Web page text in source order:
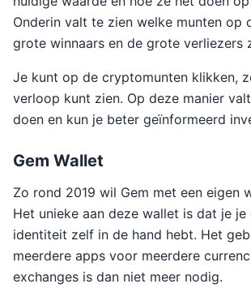
Onderin valt te zien welke munten op
grote winnaars en de grote verliezers
Je kunt op de cryptomunten klikken,
verloop kunt zien. Op deze manier
doen en kun je beter geïnformeerd
Gem Wallet
Zo rond 2019 wil Gem met een eigen
Het unieke aan deze wallet is dat je je
identiteit zelf in de hand hebt. Het
meerdere apps voor meerdere
exchanges is dan niet meer nodig.